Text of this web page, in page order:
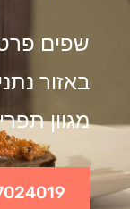
שפים
באזור
מגוון